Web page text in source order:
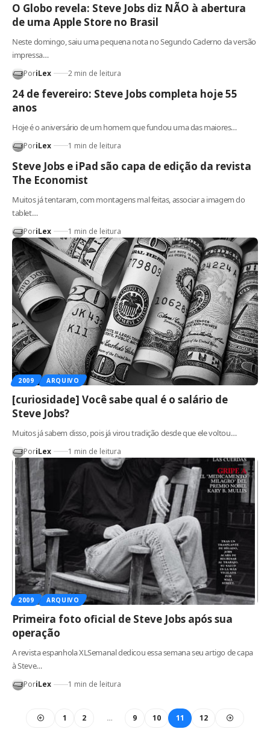
O Globo revela: Steve Jobs diz NÃO à abertura
de uma Apple Store no Brasil
Neste domingo, saiu uma pequena nota no Segundo Caderno da versão
impressa…
PoriLex 2 min de leitura
24 de fevereiro: Steve Jobs completa hoje 55
anos
Hoje é o aniversário de um homem que fundou uma das maiores…
PoriLex 1 min de leitura
Steve Jobs e iPad são capa de edição da revista
The Economist
Muitos já tentaram, com montagens mal feitas, associar a imagem do
tablet…
PoriLex 1 min de leitura
2009 ARQUIVO
[curiosidade] Você sabe qual é o salário de
Steve Jobs?
Muitos já sabem disso, pois já virou tradição desde que ele voltou…
PoriLex 1 min de leitura
2009 ARQUIVO
Primeira foto oficial de Steve Jobs após sua
operação
A revista espanhola XLSemanal dedicou essa semana seu artigo de capa
à Steve…
PoriLex 1 min de leitura
1 2 … 9 10 11 12